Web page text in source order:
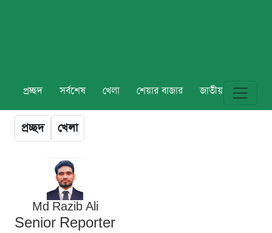
প্রচ্ছদ সর্বশেষ খেলা শেয়ার বাজার জাতীয় বিশ্ব
প্রচ্ছদ খেলা
Md Razib Ali
Senior Reporter